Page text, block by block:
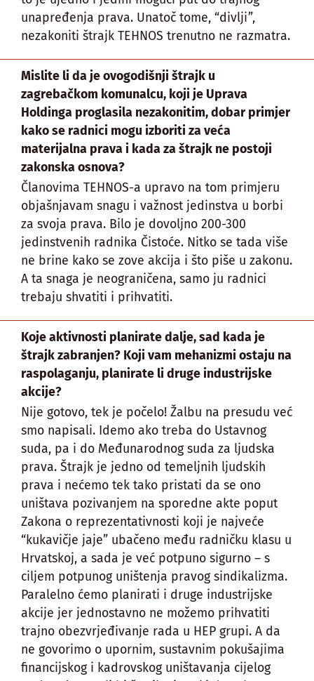
unapređenja prava. Unatoč tome, “divlji”,
nezakoniti štrajk TEHNOS trenutno ne razmatra.
Mislite li da je ovogodišnji štrajk u
zagrebačkom komunalcu, koji je Uprava
Holdinga proglasila nezakonitim, dobar primjer
kako se radnici mogu izboriti za veća
materijalna prava i kada za štrajk ne postoji
zakonska osnova?
Članovima TEHNOS-a upravo na tom primjeru
objašnjavam snagu i važnost jedinstva u borbi
za svoja prava. Bilo je dovoljno 200-300
jedinstvenih radnika Čistoće. Nitko se tada više
ne brine kako se zove akcija i što piše u zakonu.
A ta snaga je neograničena, samo ju radnici
trebaju shvatiti i prihvatiti.
Koje aktivnosti planirate dalje, sad kada je
štrajk zabranjen? Koji vam mehanizmi ostaju na
raspolaganju, planirate li druge industrijske
akcije?
Nije gotovo, tek je počelo! Žalbu na presudu već
smo napisali. Idemo ako treba do Ustavnog
suda, pa i do Međunarodnog suda za ljudska
prava. Štrajk je jedno od temeljnih ljudskih
prava i nećemo tek tako pristati da se ono
uništava pozivanjem na sporedne akte poput
Zakona o reprezentativnosti koji je najveće
“kukavičje jaje” ubačeno među radničku klasu u
Hrvatskoj, a sada je već potpuno sigurno – s
ciljem potpunog uništenja pravog sindikalizma.
Paralelno ćemo planirati i druge industrijske
akcije jer jednostavno ne možemo prihvatiti
trajno obezvrjeđivanje rada u HEP grupi. A da
ne govorimo o upornim, sustavnim pokušajima
financijskog i kadrovskog uništavanja cijelog